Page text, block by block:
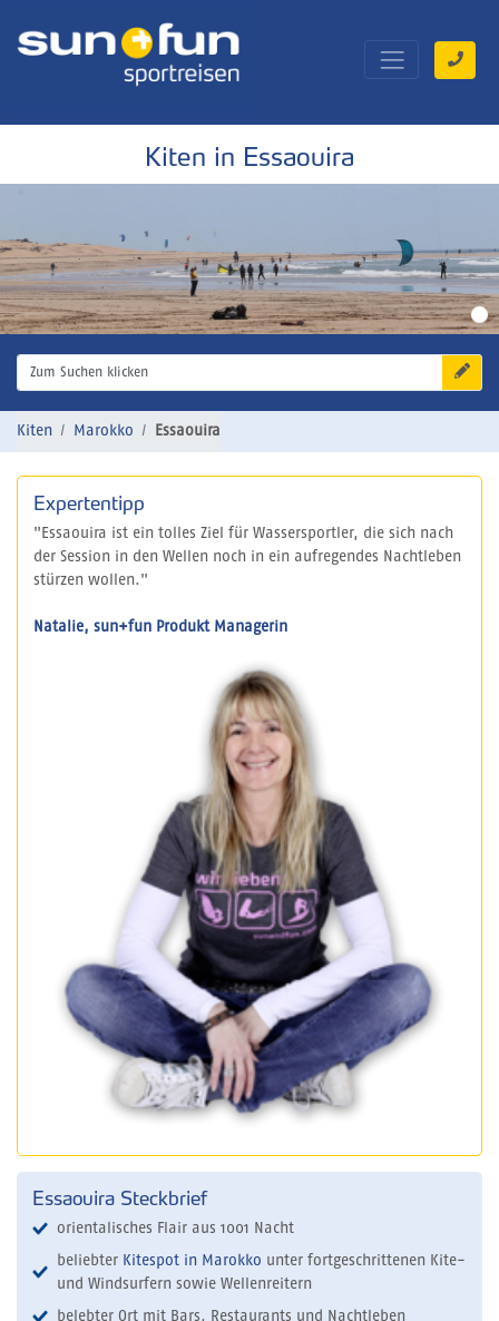
Kiten in Essaouira
Zum Suchen klicken
Kiten Marokko Essaouira
Expertentipp
"Essaouira ist ein tolles Ziel für Wassersportler, die sich nach
der Session in den Wellen noch in ein aufregendes Nachtleben
stürzen wollen."
Natalie, sun+fun Produkt Managerin
Essaouira Steckbrief
orientalisches Flair aus 1001 Nacht
beliebter Kitespot in Marokko unter fortgeschrittenen Kite-
und Windsurfern sowie Wellenreitern
belebter Ort mit Bars, Restaurants und Nachtleben